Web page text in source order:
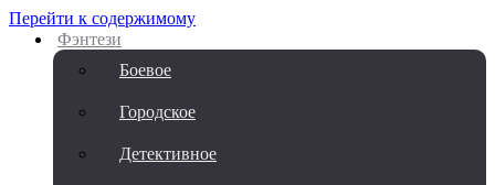
Перейти к содержимому
Фэнтези
Боевое
Городское
Детективное